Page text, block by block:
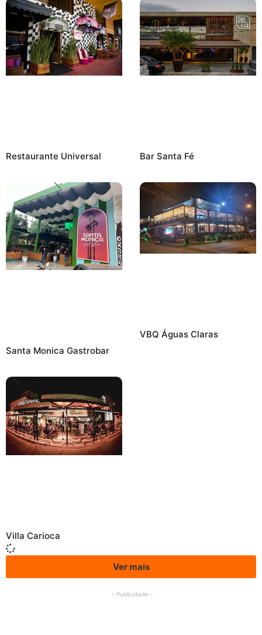
Restaurante Universal Bar Santa Fé
Santa Monica Gastrobar
VBQ Águas Claras
Villa Carioca
Ver mais
– Publicidade –